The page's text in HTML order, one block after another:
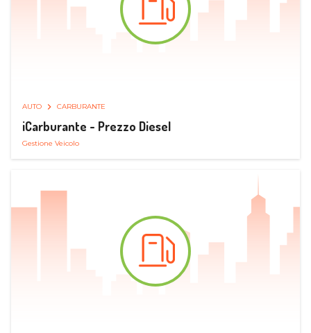
AUTO CARBURANTE
iCarburante - Prezzo Diesel
Gestione Veicolo